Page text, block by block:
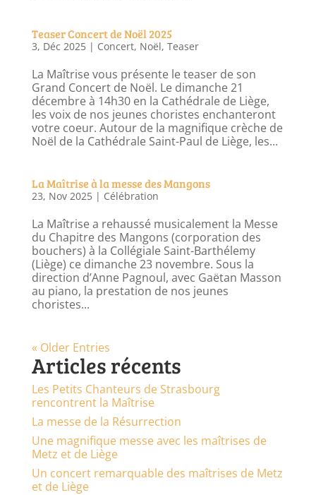
Teaser Concert de Noël 2025
3, Déc 2025| Concert, Noël, Teaser
La Maîtrise vous présente le teaser de son
Grand Concert de Noël. Le dimanche 21
décembre à 14h30 en la Cathédrale de Liège,
les voix de nos jeunes choristes enchanteront
votre coeur. Autour de la magnifique crèche de
Noël de la Cathédrale Saint-Paul de Liège, les...
La Maîtrise à la messe des Mangons
23, Nov 2025| Célébration
La Maîtrise a rehaussé musicalement la Messe
du Chapitre des Mangons (corporation des
bouchers) à la Collégiale Saint-Barthélemy
(Liège) ce dimanche 23 novembre. Sous la
direction d’Anne Pagnoul, avec Gaëtan Masson
au piano, la prestation de nos jeunes
choristes...
« Older Entries
Articles récents
Les Petits Chanteurs de Strasbourg
rencontrent la Maîtrise
La messe de la Résurrection
Une magnifique messe avec les maîtrises de
Metz et de Liège
Un concert remarquable des maîtrises de Metz
et de Liège